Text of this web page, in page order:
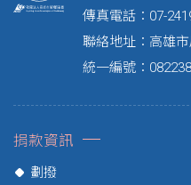
傳真電話：07-
聯絡地址：高雄
統一編號：
捐款資訊
劃撥